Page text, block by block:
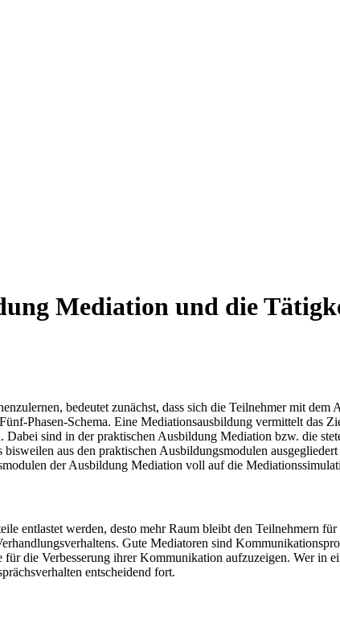
Mediation und die
bedeutet zunächst, dass sich die Teilnehmer mit dem
Phasen-Schema. Eine Mediationsausbildung vermittelt das
sind in der praktischen Ausbildung Mediation bzw. die
aus den praktischen Ausbildungsmodulen
der Ausbildung Mediation voll auf die
entlastet werden, desto mehr Raum bleibt den Teilnehmern
Gute Mediatoren sind
die Verbesserung ihrer Kommunikation aufzuzeigen. Wer in
entscheidend fort.